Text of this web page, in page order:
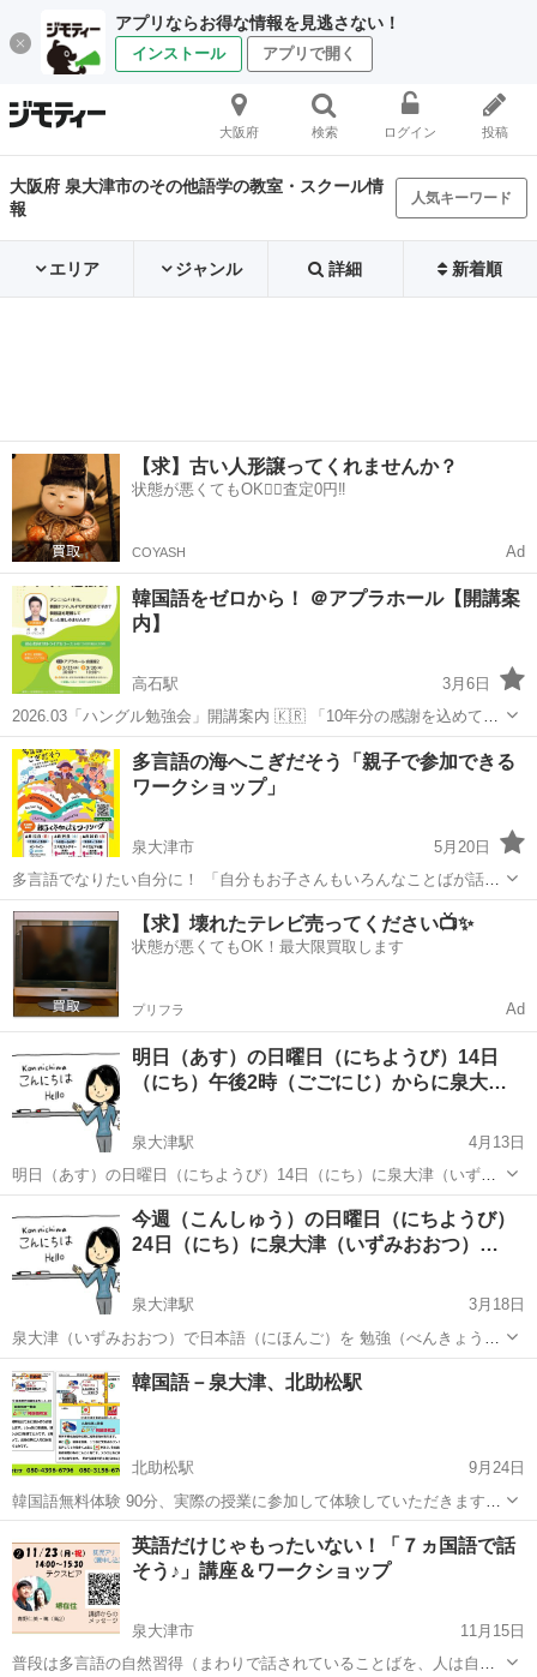
アプリならお得な情報を見逃さない！
インストール アプリで開く
大阪府 検索 ログイン 投稿
大阪府 泉大津市のその他語学の教室・スクール情
報
人気キーワード
エリア ジャンル 詳細 新着順
【求】古い人形譲ってくれませんか？
状態が悪くてもOK🙆‍♀️査定0円‼️
COYASH Ad
韓国語をゼロから！ ＠アプラホール【開講案
内】
高石駅
3月6日
2026.03「ハングル勉強会」開講案内 🇰🇷 「10年分の感謝を込めて、
高石・泉大津で、 新しい出会いが始まります」 堺・狭山で長年愛され
てきた 「ハングル勉強会」が、 ついに新しい地域で皆様に お会...
大阪 泉大津市 高石駅 その他語学 ハングル
多言語の海へこぎだそう「親子で参加できる
ワークショップ」
泉大津市
5月20日
多言語でなりたい自分に！ 「自分もお子さんもいろんなことばが話せ
るようになりたい！」 「国際交流やってみたい！世界中にお友達をつ
くりたい！」 「海外で活躍したい！」 そんなことを少しでも思ってる
方、ワークショップに参...
大阪 泉大津市 その他語学 多言語
【求】壊れたテレビ売ってください📺✨
状態が悪くてもOK！最大限買取します
プリフラ Ad
明日（あす）の日曜日（にちようび）14日
（にち）午後2時（ごごにじ）からに泉大…
泉大津駅
4月13日
明日（あす）の日曜日（にちようび）14日（にち）に泉大津（いずみ
おおつ）で日本語教室(にほんごきょうしつ)をしてます。 泉大津（い
ずみおおつ）で日本語（にほんご）を 勉強（べんきょう）したい 外国
人市民（がいこくじんしみん...
泉大津市 日本語 外国人
今週（こんしゅう）の日曜日（にちようび）
24日（にち）に泉大津（いずみおおつ）…
泉大津駅
3月18日
泉大津（いずみおおつ）で日本語（にほんご）を 勉強（べんきょう）
したい 外国人市民（がいこくじんしみん）ための 教室（きょうしつ）
です。 ボランティア（ぼらんてぃあ）が やさしく 教（おし）えてく
れます。 外国人（がいこく...
大阪 泉大津市 泉大津駅 日本語 外国人
韓国語－泉大津、北助松駅
北助松駅
9月24日
韓国語無料体験 90分、実際の授業に参加して体験していただきます。
入門クラス：ハングㇽの読み書き、発音 韓国人講師によ
り、正確な発音で読み書きできるようになります。 日本
人の苦手な発...
泉大津市 北助松駅 韓国語
英語だけじゃもったいない！「７ヵ国語で話
そう♪」講座＆ワークショップ
泉大津市
11月15日
普段は多言語の自然習得（まわりで話されていることばを、人は自然